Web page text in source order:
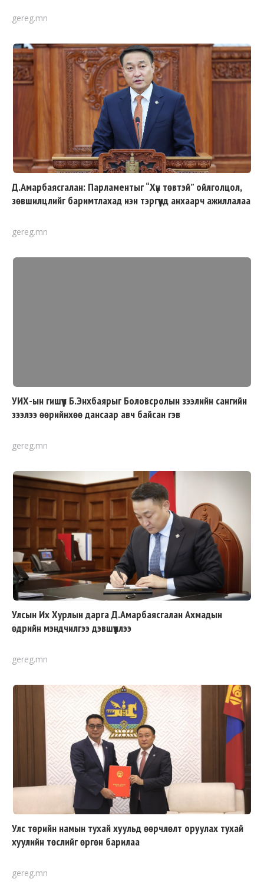
gereg.mn
Д.Амарбаясгалан: Парламентыг “Хүн төвтэй” ойлголцол,
зөвшилцлийг баримтлахад нэн тэргүүнд анхаарч ажиллалаа
gereg.mn
УИХ-ын гишүүн Б.Энхбаярыг Боловсролын зээлийн сангийн
зээлээ өөрийнхөө дансаар авч байсан гэв
gereg.mn
Улсын Их Хурлын дарга Д.Амарбаясгалан Ахмадын
өдрийн мэндчилгээ дэвшүүллээ
gereg.mn
Улс төрийн намын тухай хуульд өөрчлөлт оруулах тухай
хуулийн төслийг өргөн барилаа
gereg.mn